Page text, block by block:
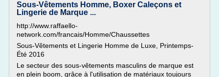
Sous-Vêtements Homme, Boxer Caleçons et
Lingerie de Marque ...
http://www.raffaello-
network.com/francais/Homme/Chaussettes
Sous-Vêtements et Lingerie Homme de Luxe, Printemps-
Été 2016
Le secteur des sous-vêtements masculins de marque est
en plein boom, grâce à l'utilisation de matériaux toujours